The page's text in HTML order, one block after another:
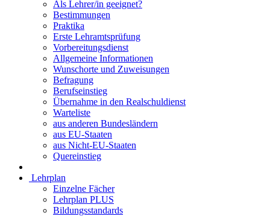
Als Lehrer/in geeignet?
Bestimmungen
Praktika
Erste Lehramtsprüfung
Vorbereitungsdienst
Allgemeine Informationen
Wunschorte und Zuweisungen
Befragung
Berufseinstieg
Übernahme in den Realschuldienst
Warteliste
aus anderen Bundesländern
aus EU-Staaten
aus Nicht-EU-Staaten
Quereinstieg
Lehrplan
Einzelne Fächer
Lehrplan PLUS
Bildungsstandards